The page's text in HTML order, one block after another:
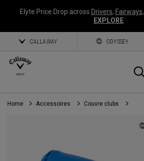
Elyte Price Drop across Drivers, Fairways,
EXPLORE
CALLAWAY ODYSSEY
Home Accessoires Couvre clubs